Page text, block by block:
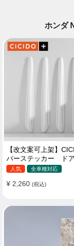
ホンダ
【改文案可上架】
パーステッカー ド
衝突防止プロテクター
人気 全車種対応
¥ 2,260 (税込)